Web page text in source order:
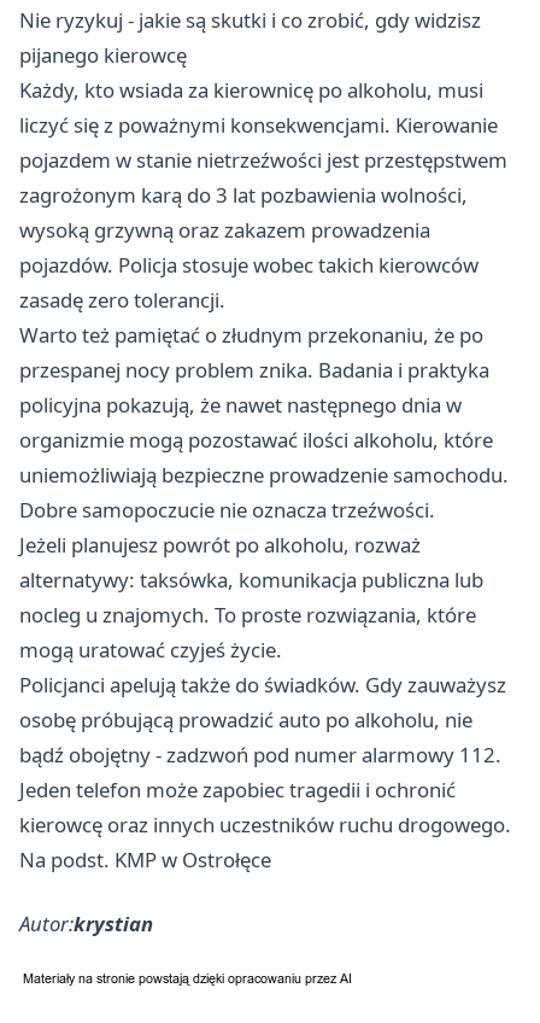
Nie ryzykuj - jakie są skutki i co zrobić, gdy widzisz
pijanego kierowcę
Każdy, kto wsiada za kierownicę po alkoholu, musi
liczyć się z poważnymi konsekwencjami. Kierowanie
pojazdem w stanie nietrzeźwości jest przestępstwem
zagrożonym karą do 3 lat pozbawienia wolności,
wysoką grzywną oraz zakazem prowadzenia
pojazdów. Policja stosuje wobec takich kierowców
zasadę zero tolerancji.
Warto też pamiętać o złudnym przekonaniu, że po
przespanej nocy problem znika. Badania i praktyka
policyjna pokazują, że nawet następnego dnia w
organizmie mogą pozostawać ilości alkoholu, które
uniemożliwiają bezpieczne prowadzenie samochodu.
Dobre samopoczucie nie oznacza trzeźwości.
Jeżeli planujesz powrót po alkoholu, rozważ
alternatywy: taksówka, komunikacja publiczna lub
nocleg u znajomych. To proste rozwiązania, które
mogą uratować czyjeś życie.
Policjanci apelują także do świadków. Gdy zauważysz
osobę próbującą prowadzić auto po alkoholu, nie
bądź obojętny - zadzwoń pod numer alarmowy 112.
Jeden telefon może zapobiec tragedii i ochronić
kierowcę oraz innych uczestników ruchu drogowego.
Na podst. KMP w Ostrołęce
Autor:krystian